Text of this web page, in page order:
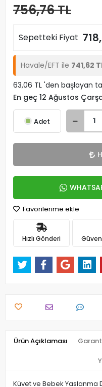
756,76 TL
Sepetteki Fiyat
Havale/EFT ile 741,62
63,06 TL 'den başlayan
En geç 12 Ağustos
Adet
Favorilerime ekle
Hızlı Gönderi
Ürün Açıklaması
Küvet ve Bebek Yaslanma